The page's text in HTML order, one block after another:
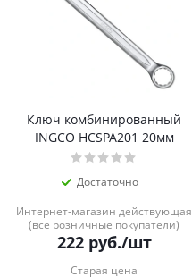
Ключ комбинированный
INGCO HCSPA201 20мм
Достаточно
Интернет-магазин действующая
(все розничные покупатели)
222руб./шт
Старая цена